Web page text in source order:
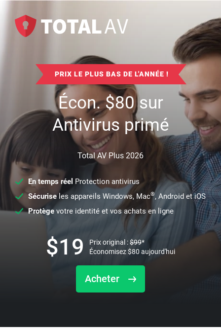
PRIX LE PLUS BAS DE L'ANNÉE !
Écon.$80sur
Antivirus primé
Total AV Plus 2026
En temps réel Protection antivirus
Sécuriseles appareils Windows, Mac®, Android et iOS
Protège votre identité et vos achats en ligne
Acheter
$19 Prix original :$99*
Économisez$80 aujourd'hui